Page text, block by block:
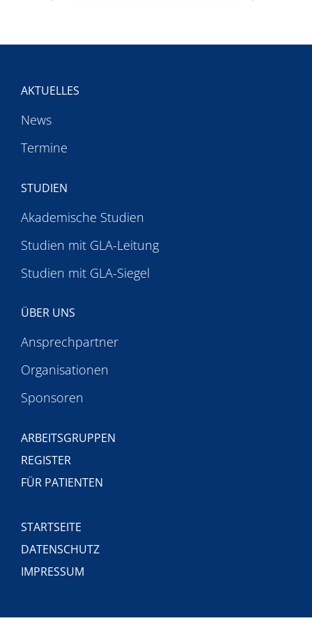
AKTUELLES
News
Termine
STUDIEN
Akademische Studien
Studien mit GLA-Leitung
Studien mit GLA-Siegel
ÜBER UNS
Ansprechpartner
Organisationen
Sponsoren
ARBEITSGRUPPEN
REGISTER
FÜR PATIENTEN
STARTSEITE
DATENSCHUTZ
IMPRESSUM